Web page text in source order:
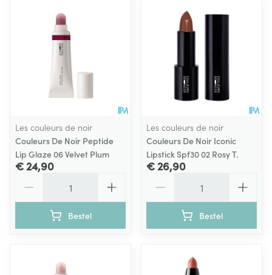
Les couleurs de noir
Couleurs De Noir Peptide
Lip Glaze 06 Velvet Plum
€ 24,90
Bestel
Les couleurs de noir
Couleurs De Noir Iconic
Lipstick Spf30 02 Rosy T.
€ 26,90
Bestel